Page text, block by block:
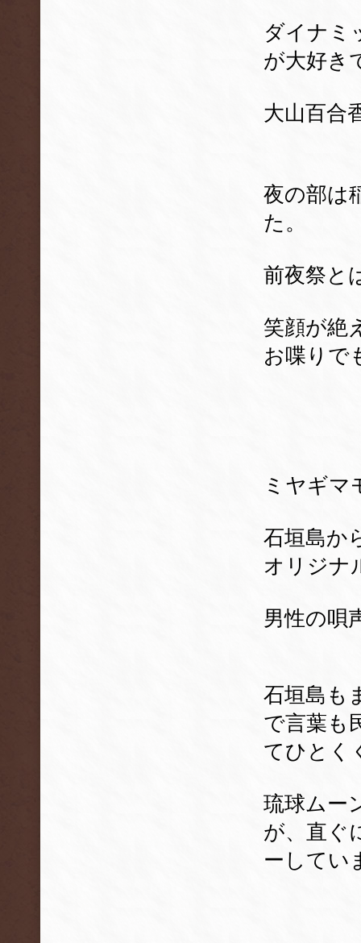
ダイナミ
が大好き
大山百合
夜の部は
た。
前夜祭と
笑顔が絶
お喋りで
ミヤギ
石垣島か
オリジナ
男性の唄
石垣島も
で言葉も
てひとく
琉球ムー
が、直ぐ
ーしてい